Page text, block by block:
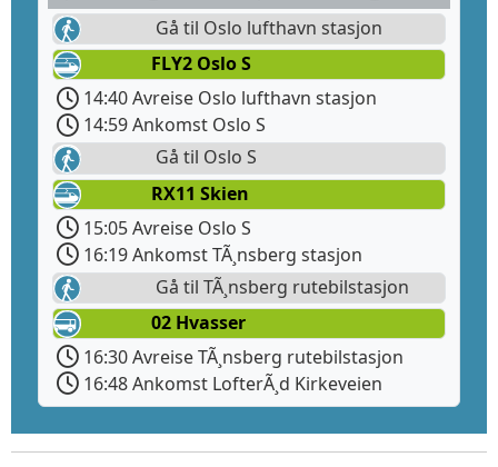
Gå til Oslo lufthavn stasjon
FLY2 Oslo S
14:40 Avreise Oslo lufthavn stasjon
14:59 Ankomst Oslo S
Gå til Oslo S
RX11 Skien
15:05 Avreise Oslo S
16:19 Ankomst TÃ¸nsberg stasjon
Gå til TÃ¸nsberg rutebilstasjon
02 Hvasser
16:30 Avreise TÃ¸nsberg rutebilstasjon
16:48 Ankomst LofterÃ¸d Kirkeveien